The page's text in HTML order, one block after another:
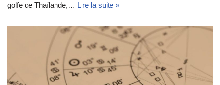
golfe de Thaïlande,… Lire la suite »